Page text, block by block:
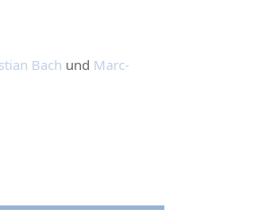
Bach und Marc-